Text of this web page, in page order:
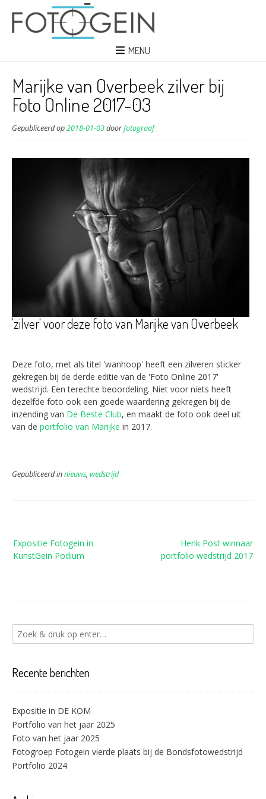
MENU
Marijke van Overbeek zilver bij
Foto Online 2017-03
Gepubliceerd op2018-01-03doorfotograaf
'zilver' voor deze foto van Marijke van Overbeek
Deze foto, met als titel 'wanhoop' heeft een zilveren sticker
gekregen bij de derde editie van de 'Foto Online 2017'
wedstrijd. Een terechte beoordeling. Niet voor niets heeft
dezelfde foto ook een goede waardering gekregen bij de
inzending van De Beste Club, en maakt de foto ook deel uit
van de portfolio van Marijke in 2017.
Gepubliceerd innieuws, wedstrijd
navigatie
Henk Post winnaar
portfolio wedstrijd 2017
Expositie Fotogein in
KunstGein Podium
Recente berichten
Expositie in DE KOM
Portfolio van het jaar 2025
Foto van het jaar 2025
Fotogroep Fotogein vierde plaats bij de Bondsfotowedstrijd
Portfolio 2024